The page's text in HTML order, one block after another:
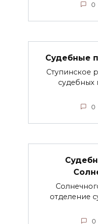
0
Судебные
Ступинское
судебных
0
отделение
0